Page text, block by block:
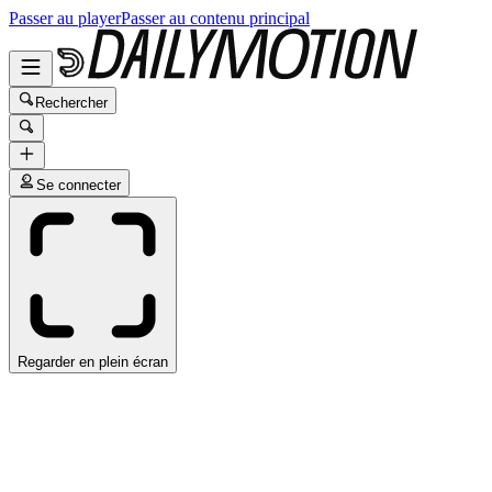
Passer au playerPasser au contenu principal
Rechercher
Se connecter
Regarder en plein écran